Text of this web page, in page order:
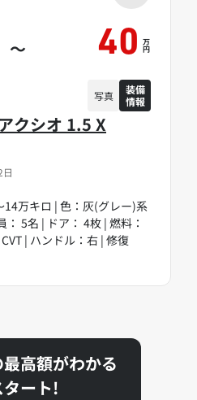
クシオ 1.5 X
万キロ | 色：灰(グレー)系
5名 | ドア： 4枚 | 燃料：
| ハンドル：右 | 修復
～ 40 万
円
写真
装備
情報
高額がわかる
ート!